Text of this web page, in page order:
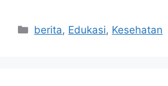
Kategori
berita, Edukasi, Kesehatan